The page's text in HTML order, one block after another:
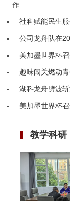
作...
社科赋能民生
公司龙舟队在
美加墨世界杯
趣味闯关燃动
湖科龙舟劈波
美加墨世界杯
教学科研